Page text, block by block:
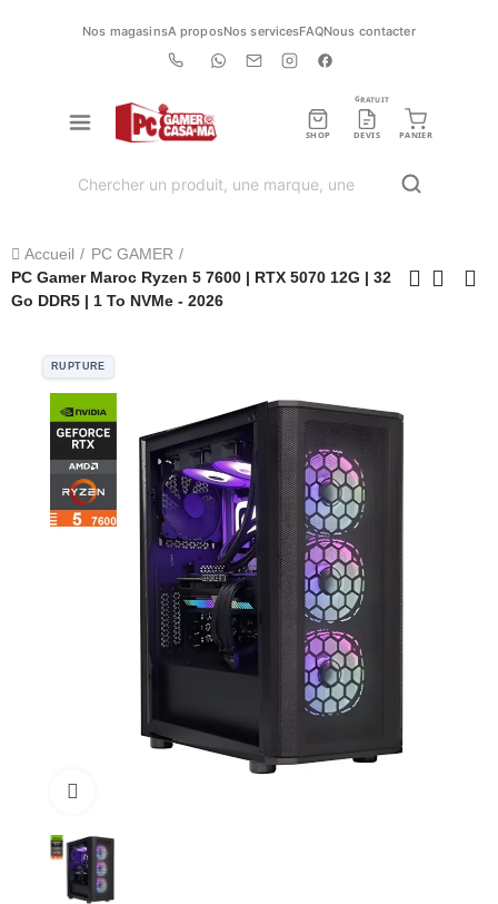
Nos magasinsA proposNos servicesFAQNous contacter
SHOP DEVIS
GRATUIT
PANIER
Accueil
PC GAMER
PC Gamer Maroc Ryzen 5 7600 | RTX 5070 12G | 32
Go DDR5 | 1 To NVMe - 2026
RUPTURE